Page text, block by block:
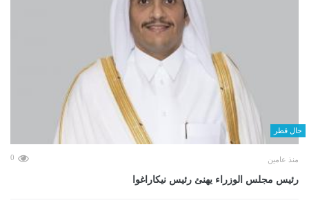
حال قطر
منذ عامين 0
رئيس مجلس الوزراء يهنئ رئيس نيكاراغوا